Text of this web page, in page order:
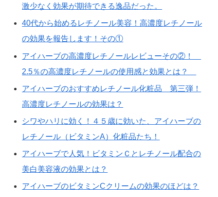
激少なく効果が期待できる逸品だった。
40代から始めるレチノール美容！高濃度レチノール
の効果を報告します！その①
アイハーブの高濃度レチノールレビューその②！
2.5％の高濃度レチノールの使用感と効果とは？
アイハーブのおすすめレチノール化粧品 第三弾！
高濃度レチノールの効果は？
シワやハリに効く！４５歳に効いた、アイハーブの
レチノール（ビタミンA）化粧品たち！
アイハーブで人気！ビタミンＣとレチノール配合の
美白美容液の効果とは？
アイハーブのビタミンCクリームの効果のほどは？